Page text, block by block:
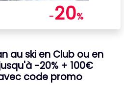
-20%
au ski en Club ou en
-20% + 100€
code promo